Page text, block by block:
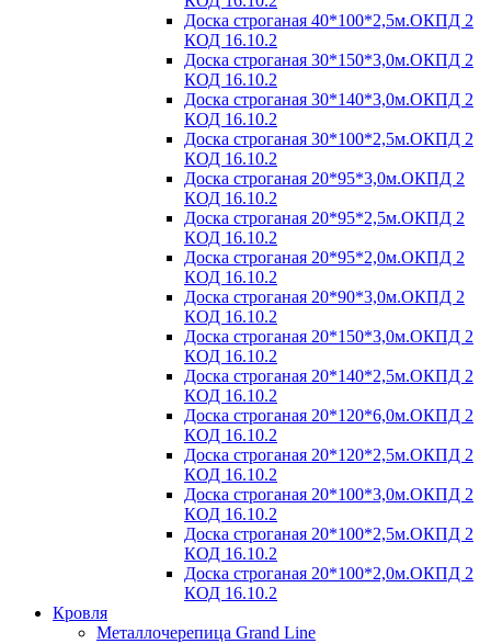
Доска строганая 40*100*2,5м.ОКПД 2
КОД 16.10.2
Доска строганая 30*150*3,0м.ОКПД 2
КОД 16.10.2
Доска строганая 30*140*3,0м.ОКПД 2
КОД 16.10.2
Доска строганая 30*100*2,5м.ОКПД 2
КОД 16.10.2
Доска строганая 20*95*3,0м.ОКПД 2
КОД 16.10.2
Доска строганая 20*95*2,5м.ОКПД 2
КОД 16.10.2
Доска строганая 20*95*2,0м.ОКПД 2
КОД 16.10.2
Доска строганая 20*90*3,0м.ОКПД 2
КОД 16.10.2
Доска строганая 20*150*3,0м.ОКПД 2
КОД 16.10.2
Доска строганая 20*140*2,5м.ОКПД 2
КОД 16.10.2
Доска строганая 20*120*6,0м.ОКПД 2
КОД 16.10.2
Доска строганая 20*120*2,5м.ОКПД 2
КОД 16.10.2
Доска строганая 20*100*3,0м.ОКПД 2
КОД 16.10.2
Доска строганая 20*100*2,5м.ОКПД 2
КОД 16.10.2
Доска строганая 20*100*2,0м.ОКПД 2
КОД 16.10.2
Кровля
Металлочерепица Grand Line